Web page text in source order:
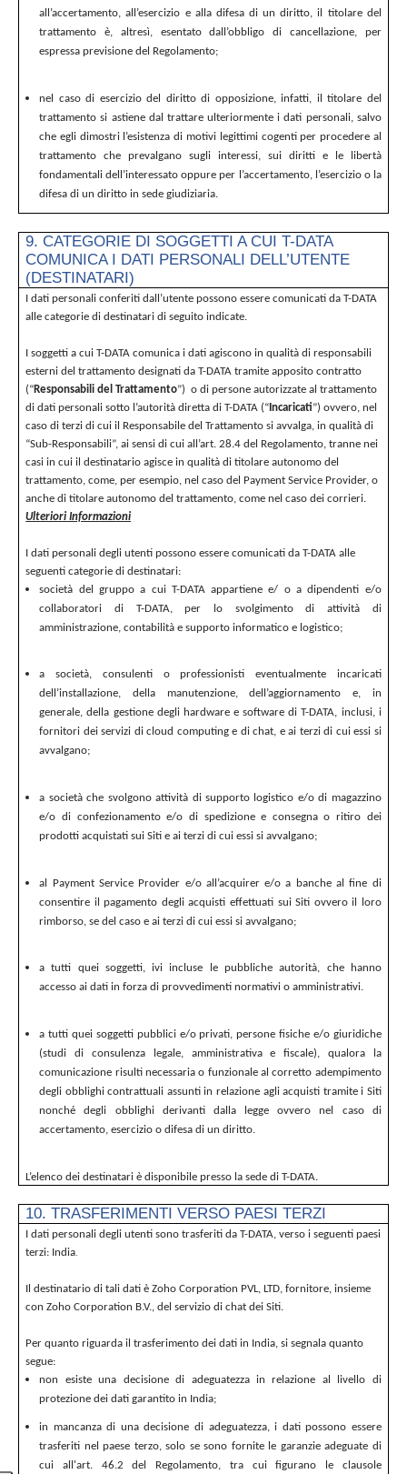
all’accertamento, all’esercizio e alla difesa di un diritto, il titolare del
trattamento è, altresì, esentato dall’obbligo di cancellazione, per
espressa previsione del Regolamento;
nel caso di esercizio del diritto di opposizione, infatti, il titolare del
trattamento si astiene dal trattare ulteriormente i dati personali, salvo
che egli dimostri l’esistenza di motivi legittimi cogenti per procedere al
trattamento che prevalgano sugli interessi, sui diritti e le libertà
fondamentali dell’interessato oppure per l’accertamento, l’esercizio o la
difesa di un diritto in sede giudiziaria.
9. CATEGORIE DI SOGGETTI A CUI T-DATA
COMUNICA I DATI PERSONALI DELL’UTENTE
(DESTINATARI)
I dati personali conferiti dall’utente possono essere comunicati da T-DATA
alle categorie di destinatari di seguito indicate.
I soggetti a cui T-DATA comunica i dati agiscono in qualità di responsabili
esterni del trattamento designati da T-DATA tramite apposito contratto
(“Responsabili del Trattamento”) o di persone autorizzate al trattamento
di dati personali sotto l’autorità diretta di T-DATA (“ Incaricati”) ovvero, nel
caso di terzi di cui il Responsabile del Trattamento si avvalga, in qualità di
“Sub-Responsabili”, ai sensi di cui all’art. 28.4 del Regolamento, tranne nei
casi in cui il destinatario agisce in qualità di titolare autonomo del
trattamento, come, per esempio, nel caso del Payment Service Provider, o
anche di titolare autonomo del trattamento, come nel caso dei corrieri.
Ulteriori Informazioni
I dati personali degli utenti possono essere comunicati da T-DATA alle
seguenti categorie di destinatari:
società del gruppo a cui T-DATA appartiene e/ o a dipendenti e/o
collaboratori di T-DATA, per lo svolgimento di attività di
amministrazione, contabilità e supporto informatico e logistico;
a società, consulenti o professionisti eventualmente incaricati
dell’installazione, della manutenzione, dell’aggiornamento e, in
generale, della gestione degli hardware e software di T-DATA, inclusi, i
fornitori dei servizi di cloud computing e di chat, e ai terzi di cui essi si
avvalgano;
a società che svolgono attività di supporto logistico e/o di magazzino
e/o di confezionamento e/o di spedizione e consegna o ritiro dei
prodotti acquistati sui Siti e ai terzi di cui essi si avvalgano;
al Payment Service Provider e/o all’acquirer e/o a banche al fine di
consentire il pagamento degli acquisti effettuati sui Siti ovvero il loro
rimborso, se del caso e ai terzi di cui essi si avvalgano;
a tutti quei soggetti, ivi incluse le pubbliche autorità, che hanno
accesso ai dati in forza di provvedimenti normativi o amministrativi.
a tutti quei soggetti pubblici e/o privati, persone fisiche e/o giuridiche
(studi di consulenza legale, amministrativa e fiscale), qualora la
comunicazione risulti necessaria o funzionale al corretto adempimento
degli obblighi contrattuali assunti in relazione agli acquisti tramite i Siti
nonché degli obblighi derivanti dalla legge ovvero nel caso di
accertamento, esercizio o difesa di un diritto.
L’elenco dei destinatari è disponibile presso la sede di T-DATA.
10. TRASFERIMENTI VERSO PAESI TERZI
I dati personali degli utenti sono trasferiti da T-DATA, verso i seguenti paesi
terzi: India.
Il destinatario di tali dati è Zoho Corporation PVL, LTD, fornitore, insieme
con Zoho Corporation B.V., del servizio di chat dei Siti.
Per quanto riguarda il trasferimento dei dati in India, si segnala quanto
segue:
non esiste una decisione di adeguatezza in relazione al livello di
protezione dei dati garantito in India;
in mancanza di una decisione di adeguatezza, i dati possono essere
trasferiti nel paese terzo, solo se sono fornite le garanzie adeguate di
cui all'art. 46.2 del Regolamento, tra cui figurano le clausole